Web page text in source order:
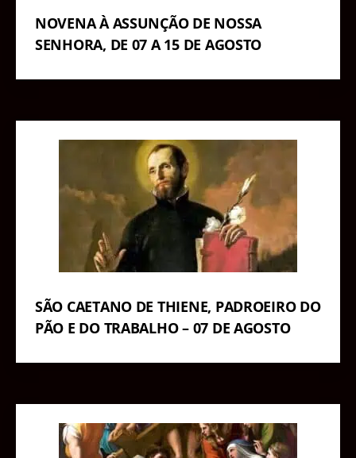
NOVENA À ASSUNÇÃO DE NOSSA
SENHORA, DE 07 A 15 DE AGOSTO
SÃO CAETANO DE THIENE, PADROEIRO DO
PÃO E DO TRABALHO – 07 DE AGOSTO